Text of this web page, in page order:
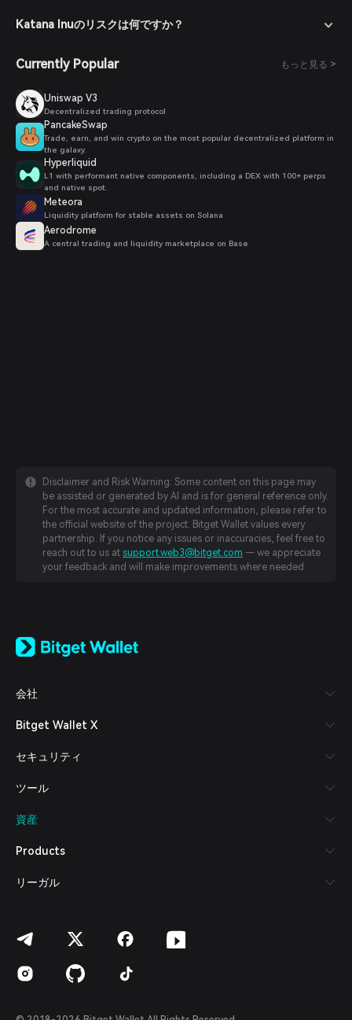
Katana Inuのリスクは何ですか？
Currently Popular もっと見る >
Uniswap V3
Decentralized trading protocol
PancakeSwap
Trade, earn, and win crypto on the most popular decentralized platform in
the galaxy.
Hyperliquid
L1 with performant native components, including a DEX with 100+ perps
and native spot.
Meteora
Liquidity platform for stable assets on Solana
Aerodrome
A central trading and liquidity marketplace on Base
Disclaimer and Risk Warning: Some content on this page may
be assisted or generated by AI and is for general reference only.
For the most accurate and updated information, please refer to
the official website of the project. Bitget Wallet values every
partnership. If you notice any issues or inaccuracies, feel free to
reach out to us at support.web3@bitget.com — we appreciate
your feedback and will make improvements where needed.
日本語
Español (Latinoamérica)
Italiano
Deutsch
繁體中文
Bahasa Indonesia
Español (Argentina)
会社
Bitget Wallet X
セキュリティ
ツール
資産
Products
リーガル